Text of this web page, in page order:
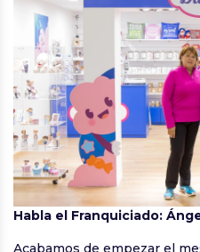
Habla el Franquiciado:
Acabamos de empezar el